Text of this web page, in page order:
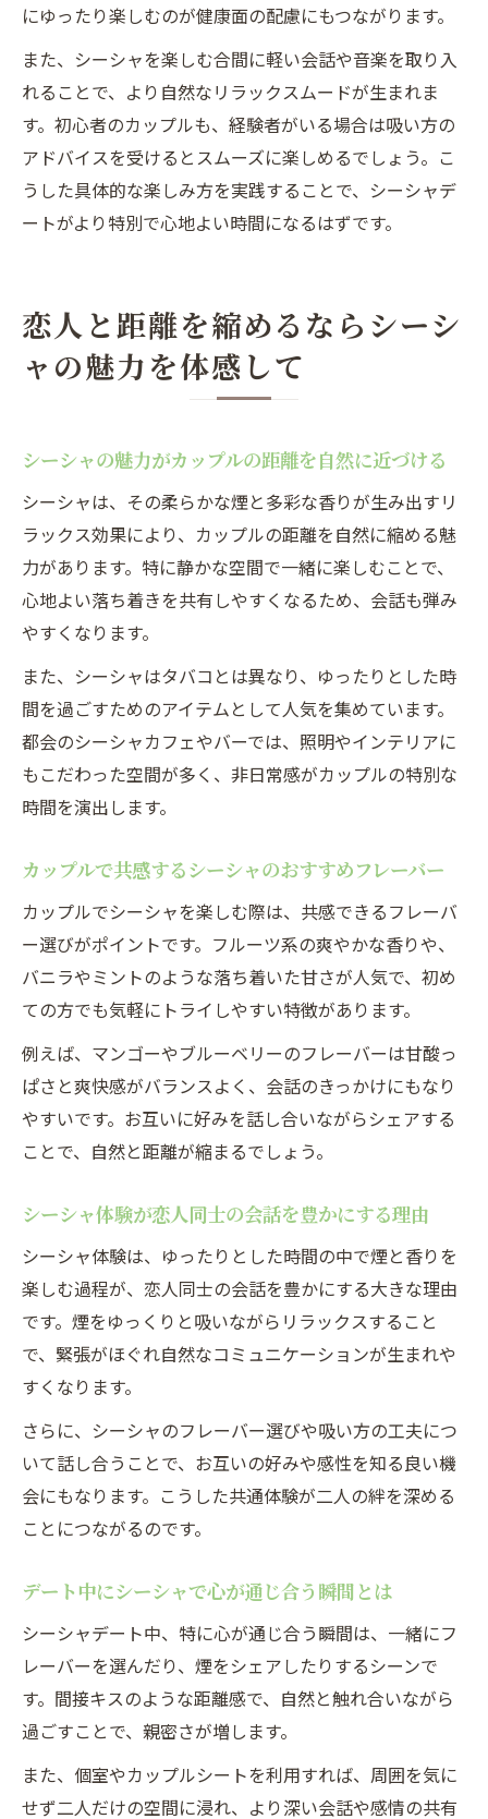
にゆったり楽しむのが健康面の配慮にもつながります。
また、シーシャを楽しむ合間に軽い会話や音楽を取り入
れることで、より自然なリラックスムードが生まれま
す。初心者のカップルも、経験者がいる場合は吸い方の
アドバイスを受けるとスムーズに楽しめるでしょう。こ
うした具体的な楽しみ方を実践することで、シーシャデ
ートがより特別で心地よい時間になるはずです。
恋人と距離を縮めるならシーシ
ャの魅力を体感して
シーシャの魅力がカップルの距離を自然に近づける
シーシャは、その柔らかな煙と多彩な香りが生み出すリ
ラックス効果により、カップルの距離を自然に縮める魅
力があります。特に静かな空間で一緒に楽しむことで、
心地よい落ち着きを共有しやすくなるため、会話も弾み
やすくなります。
また、シーシャはタバコとは異なり、ゆったりとした時
間を過ごすためのアイテムとして人気を集めています。
都会のシーシャカフェやバーでは、照明やインテリアに
もこだわった空間が多く、非日常感がカップルの特別な
時間を演出します。
カップルで共感するシーシャのおすすめフレーバー
カップルでシーシャを楽しむ際は、共感できるフレーバ
ー選びがポイントです。フルーツ系の爽やかな香りや、
バニラやミントのような落ち着いた甘さが人気で、初め
ての方でも気軽にトライしやすい特徴があります。
例えば、マンゴーやブルーベリーのフレーバーは甘酸っ
ぱさと爽快感がバランスよく、会話のきっかけにもなり
やすいです。お互いに好みを話し合いながらシェアする
ことで、自然と距離が縮まるでしょう。
シーシャ体験が恋人同士の会話を豊かにする理由
シーシャ体験は、ゆったりとした時間の中で煙と香りを
楽しむ過程が、恋人同士の会話を豊かにする大きな理由
です。煙をゆっくりと吸いながらリラックスすること
で、緊張がほぐれ自然なコミュニケーションが生まれや
すくなります。
さらに、シーシャのフレーバー選びや吸い方の工夫につ
いて話し合うことで、お互いの好みや感性を知る良い機
会にもなります。こうした共通体験が二人の絆を深める
ことにつながるのです。
デート中にシーシャで心が通じ合う瞬間とは
シーシャデート中、特に心が通じ合う瞬間は、一緒にフ
レーバーを選んだり、煙をシェアしたりするシーンで
す。間接キスのような距離感で、自然と触れ合いながら
過ごすことで、親密さが増します。
また、個室やカップルシートを利用すれば、周囲を気に
せず二人だけの空間に浸れ、より深い会話や感情の共有